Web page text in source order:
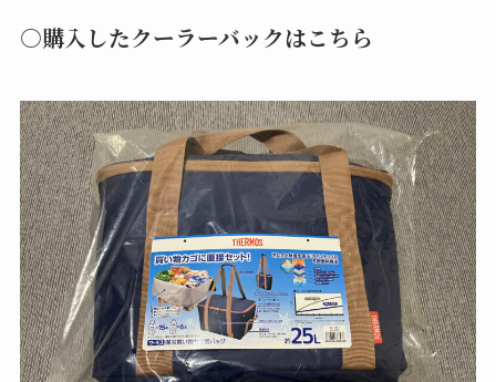
今回の記事は、私が実際に購入して良かったクー
ラーバックを紹介します。